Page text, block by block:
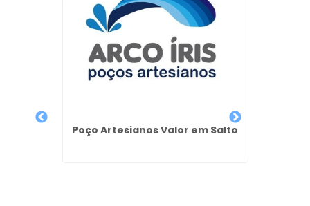
Poço Artesianos Valor em Salto